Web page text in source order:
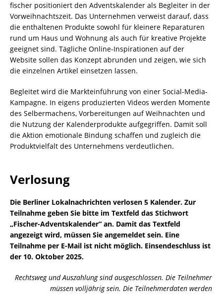
fischer positioniert den Adventskalender als Begleiter in der
Vorweihnachtszeit. Das Unternehmen verweist darauf, dass
die enthaltenen Produkte sowohl für kleinere Reparaturen
rund um Haus und Wohnung als auch für kreative Projekte
geeignet sind. Tägliche Online-Inspirationen auf der
Website sollen das Konzept abrunden und zeigen, wie sich
die einzelnen Artikel einsetzen lassen.
Begleitet wird die Markteinführung von einer Social-Media-
Kampagne. In eigens produzierten Videos werden Momente
des Selbermachens, Vorbereitungen auf Weihnachten und
die Nutzung der Kalenderprodukte aufgegriffen. Damit soll
die Aktion emotionale Bindung schaffen und zugleich die
Produktvielfalt des Unternehmens verdeutlichen.
Verlosung
Die Berliner Lokalnachrichten verlosen 5 Kalender. Zur
Teilnahme geben Sie bitte im Textfeld das Stichwort
„Fischer-Adventskalender“ an. Damit das Textfeld
angezeigt wird, müssen Sie angemeldet sein. Eine
Teilnahme per E-Mail ist nicht möglich. Einsendeschluss ist
der 10. Oktober 2025.
Rechtsweg und Auszahlung sind ausgeschlossen. Die Teilnehmer
müssen volljährig sein. Die Teilnehmerdaten werden